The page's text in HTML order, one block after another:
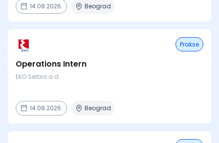
14.08.2026. Beograd
Prakse
Operations Intern
EKO Serbia a.d.
14.08.2026. Beograd